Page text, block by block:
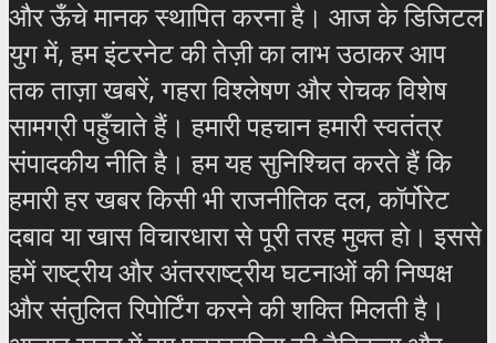
और ऊँचे मानक स्थापित करना है। आज के डिजिटल
युग में, हम इंटरनेट की तेज़ी का लाभ उठाकर आप
तक ताज़ा खबरें, गहरा विश्लेषण और रोचक विशेष
सामग्री पहुँचाते हैं। हमारी पहचान हमारी स्वतंत्र
संपादकीय नीति है। हम यह सुनिश्चित करते हैं कि
हमारी हर खबर किसी भी राजनीतिक दल, कॉर्पोरेट
दबाव या खास विचारधारा से पूरी तरह मुक्त हो। इससे
हमें राष्ट्रीय और अंतरराष्ट्रीय घटनाओं की निष्पक्ष
और संतुलित रिपोर्टिंग करने की शक्ति मिलती है।